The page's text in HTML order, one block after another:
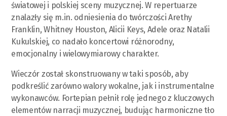
światowej i polskiej sceny muzycznej. W repertuarze
znalazły się m.in. odniesienia do twórczości Arethy
Franklin, Whitney Houston, Alicii Keys, Adele oraz Natalii
Kukulskiej, co nadało koncertowi różnorodny,
emocjonalny i wielowymiarowy charakter.
Wieczór został skonstruowany w taki sposób, aby
podkreślić zarówno walory wokalne, jak i instrumentalne
wykonawców. Fortepian pełnił rolę jednego z kluczowych
elementów narracji muzycznej, budując harmoniczne tło